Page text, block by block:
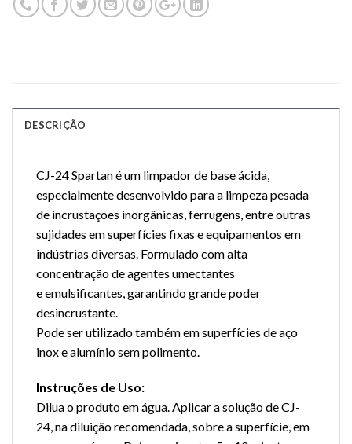
DESCRIÇÃO
CJ-24 Spartan é um limpador de base ácida,
especialmente desenvolvido para a limpeza pesada
de incrustações inorgânicas, ferrugens, entre outras
sujidades em superfícies fixas e equipamentos em
indústrias diversas. Formulado com alta
concentração de agentes umectantes
e emulsificantes, garantindo grande poder
desincrustante.
Pode ser utilizado também em superfícies de aço
inox e alumínio sem polimento.
Instruções de Uso:
Dilua o produto em água. Aplicar a solução de CJ-
24, na diluição recomendada, sobre a superfície, em